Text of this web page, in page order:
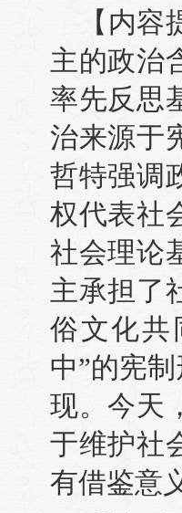
【内
主的政治
率先反思
治来源于
哲特强调
权代表社
社会理论
主承担了
俗文化共
中”的宪
现。今天
于维护社
有借鉴意